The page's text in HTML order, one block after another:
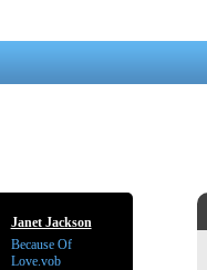
Janet Jackson
Because Of
Love.vob